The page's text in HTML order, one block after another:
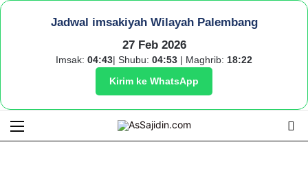
Jadwal imsakiyah Wilayah Palembang
27 Feb 2026
Imsak: 04:43| Shubu: 04:53 | Maghrib: 18:22
Kirim ke WhatsApp
Menu